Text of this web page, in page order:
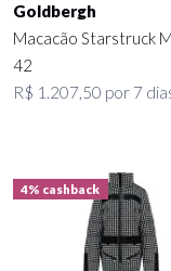
Goldbergh
Macacão Starstruck
42
R$ 1.207,50 por 7
4% cashback